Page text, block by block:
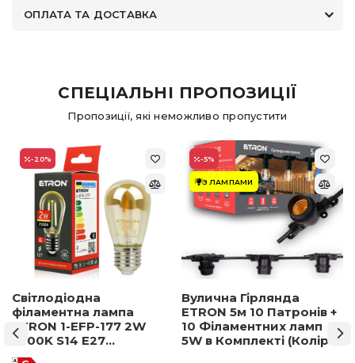
ОПЛАТА ТА ДОСТАВКА
СПЕЦІАЛЬНІ ПРОПОЗИЦІЇ
Пропозиції, які неможливо пропустити
-20%
Світлодіодна
філаментна лампа
ETRON 1-EFP-177 2W
2500K S14 E27
позолочене скло
-5%
З ЛАМПАМИ
Вулична Гірлянда
ETRON 5м 10 Патронів +
10 Філаментних ламп
5W в Комплекті (Колір